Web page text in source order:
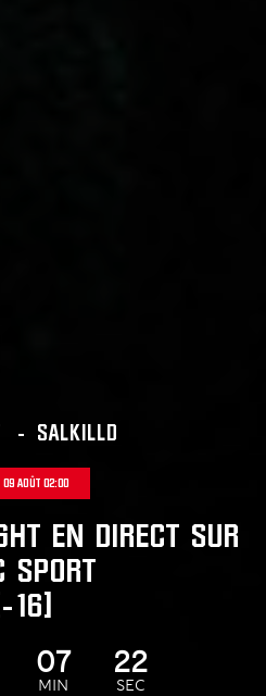
- SALKILLD
09 AOÛT 02:00
EN DIRECT SUR
SPORT
16]
07
MIN
20
SEC